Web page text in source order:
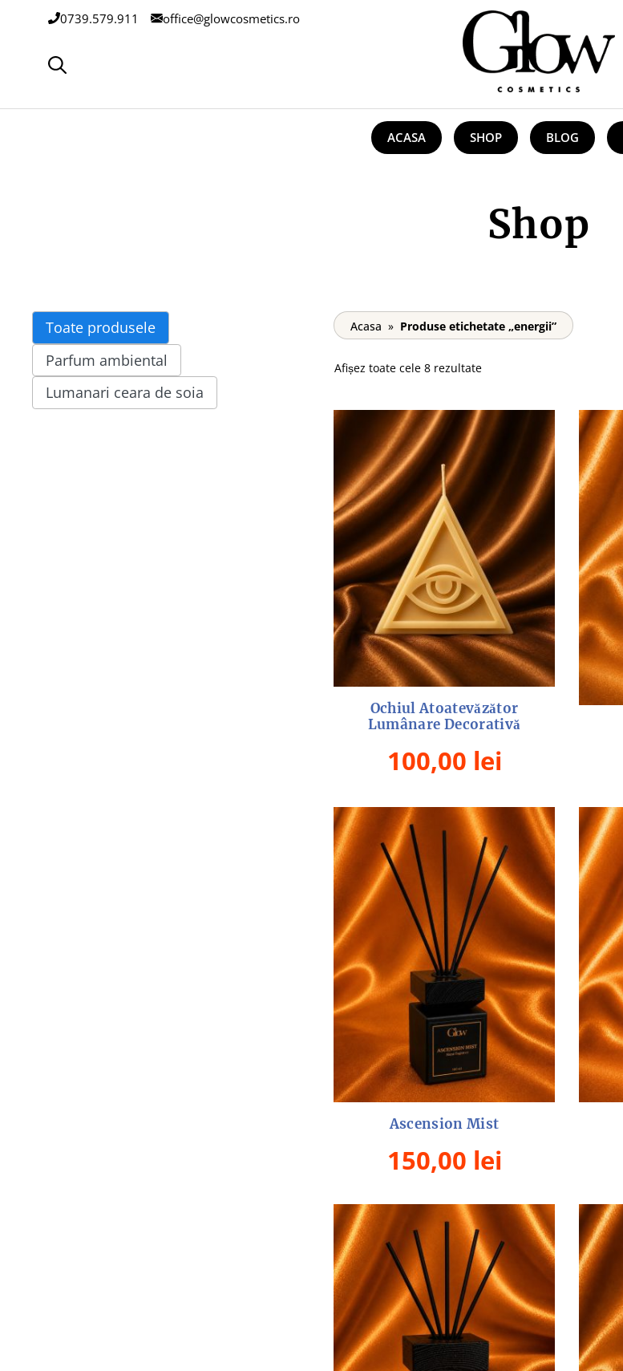
0739.579.911 office@glowcosmetics.ro
ACASA SHOP BLOG
Shop
Acasa » Produse etichetate „energii”
Afișez toate cele 8 rezultateSortat
mai
recente
Ochiul Atoatevăzător
Lumânare Decorativă
100,00 lei
Ascension Mist
150,00 lei
Toate produsele
Parfum ambiental
Lumanari ceara de soia